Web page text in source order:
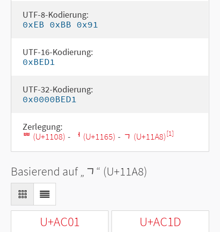
UTF-8-Kodierung:
0xEB 0xBB 0x91
UTF-16-Kodierung:
0xBED1
UTF-32-Kodierung:
0x0000BED1
Zerlegung:
ᄈ (U+1108) - ᅥ (U+1165) - ᆨ (U+11A8)[1]
Basierend auf „ ᆨ “ (U+11A8)
U+AC01 U+AC1D